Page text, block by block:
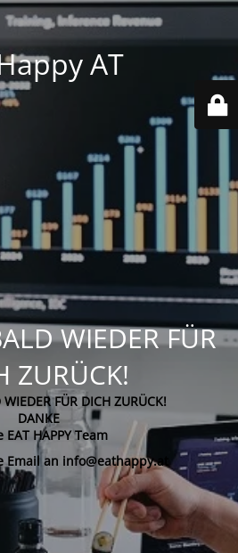
AT
WIEDER FÜR
ZURÜCK!
WIEDER FÜR DICH ZURÜCK!
DANKE
EAT HAPPY Team
Email an info@eathappy.at